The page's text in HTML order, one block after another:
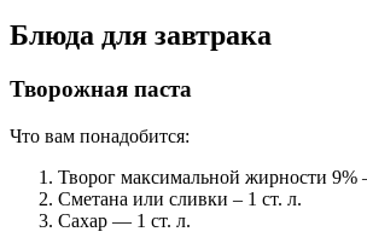
Блюда для завтрака
Творожная паста
Что вам понадобится:
Творог максимальной жирности 9%
Сметана или сливки – 1 ст. л.
Сахар — 1 ст. л.